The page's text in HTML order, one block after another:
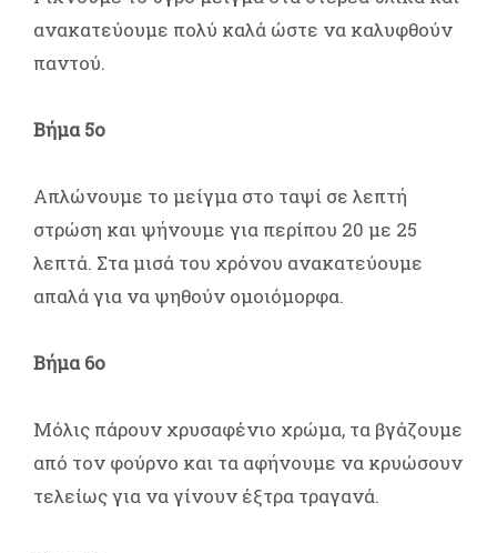
ανακατεύουμε πολύ καλά ώστε να καλυφθούν
παντού.
Βήμα 5ο
Απλώνουμε το μείγμα στο ταψί σε λεπτή
στρώση και ψήνουμε για περίπου 20 με 25
λεπτά. Στα μισά του χρόνου ανακατεύουμε
απαλά για να ψηθούν ομοιόμορφα.
Βήμα 6ο
Μόλις πάρουν χρυσαφένιο χρώμα, τα βγάζουμε
από τον φούρνο και τα αφήνουμε να κρυώσουν
τελείως για να γίνουν έξτρα τραγανά.